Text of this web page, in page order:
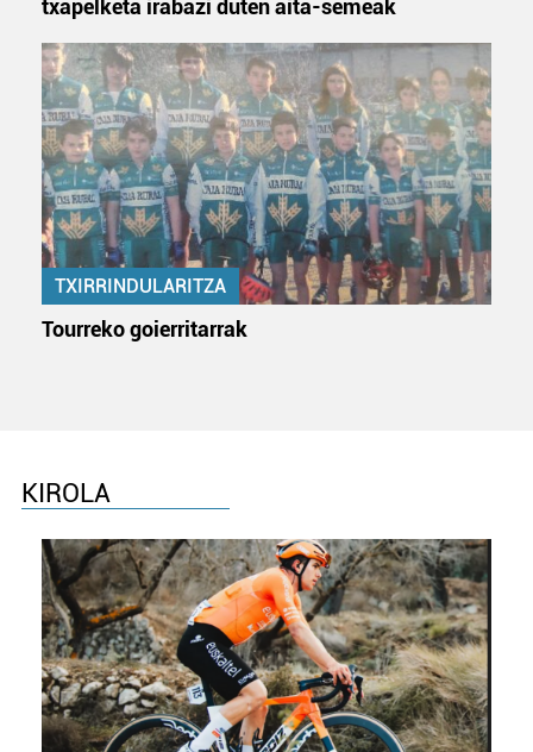
zerbitzuak hobetzeko asmoz, cookie teknologiaz
baliatzen gara. Ohar hau onartuz gero, teknologia hori
erabiltzeko baimen esplizitua ematen diguzu.Gehiago
irakurri
txapelketa irabazi duten aita-semeak
TXIRRINDULARITZA
Tourreko goierritarrak
KIROLA